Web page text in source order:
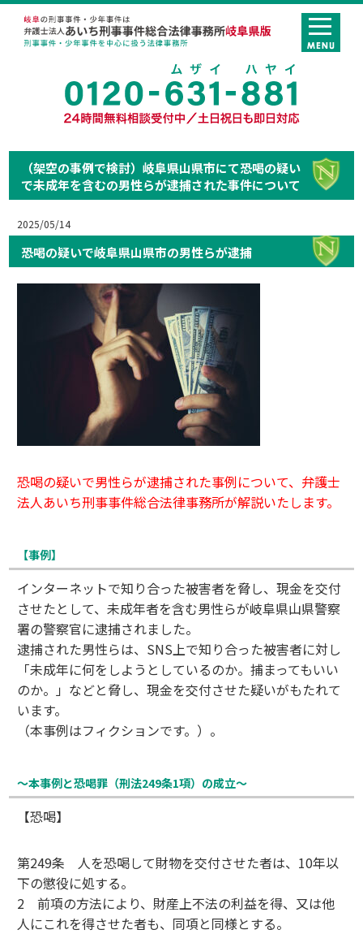
（架空の事例で検討）岐阜県山県市にて恐喝の疑い
で未成年を含むの男性らが逮捕された事件について
2025/05/14
恐喝の疑いで岐阜県山県市の男性らが逮捕
恐喝の疑いで男性らが逮捕された事例について、弁護士
法人あいち刑事事件総合法律事務所が解説いたします。
【事例】
インターネットで知り合った被害者を脅し、現金を交付
させたとして、未成年者を含む男性らが岐阜県山県警察
署の警察官に逮捕されました。
逮捕された男性らは、SNS上で知り合った被害者に対し
「未成年に何をしようとしているのか。捕まってもいい
のか。」などと脅し、現金を交付させた疑いがもたれて
います。
（本事例はフィクションです。）。
～本事例と恐喝罪（刑法249条1項）の成立〜
【恐喝】
第249条 人を恐喝して財物を交付させた者は、10年以
下の懲役に処する。
2 前項の方法により、財産上不法の利益を得、又は他
人にこれを得させた者も、同項と同様とする。